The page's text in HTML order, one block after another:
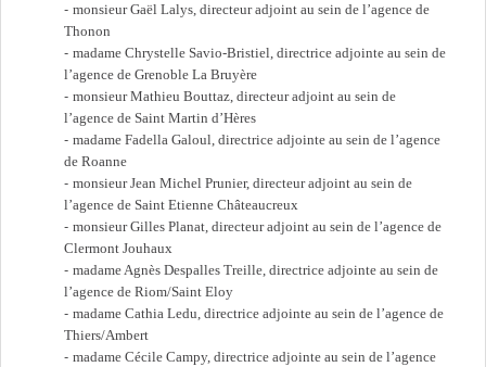
monsieur Gaël Lalys, directeur adjoint au sein de l’agence de
Thonon
madame Chrystelle Savio-Bristiel, directrice adjointe au sein de
l’agence de Grenoble La Bruyère
monsieur Mathieu Bouttaz, directeur adjoint au sein de
l’agence de Saint Martin d’Hères
madame Fadella Galoul, directrice adjointe au sein de l’agence
de Roanne
monsieur Jean Michel Prunier, directeur adjoint au sein de
l’agence de Saint Etienne Châteaucreux
monsieur Gilles Planat, directeur adjoint au sein de l’agence de
Clermont Jouhaux
madame Agnès Despalles Treille, directrice adjointe au sein de
l’agence de Riom/Saint Eloy
madame Cathia Ledu, directrice adjointe au sein de l’agence de
Thiers/Ambert
madame Cécile Campy, directrice adjointe au sein de l’agence